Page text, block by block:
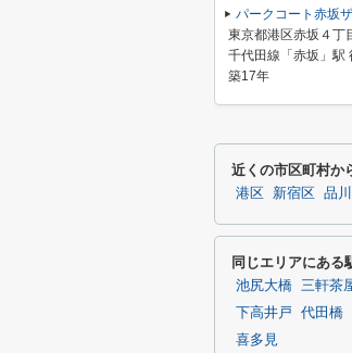
パークコート赤坂
東京都港区赤坂４丁
千代田線「赤坂」駅
築17年
近くの市区町村か
港区 新宿区 品
同じエリアにある
池尻大橋 三軒茶
下高井戸
代田橋
喜多見